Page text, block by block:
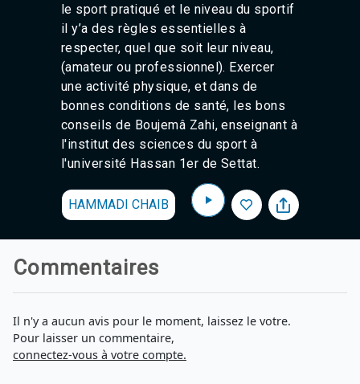
le sport pratiqué et le niveau du sportif
il y’a des règles essentielles à
respecter, quel que soit leur niveau,
(amateur ou professionnel). Exercer
une activité physique, et dans de
bonnes conditions de santé, les bons
conseils de Boujemâ Zahi, enseignant à
l'institut des sciences du sport à
l'université Hassan 1er de Settat.
HAMMADI CHAIB
Commentaires
Il n'y a aucun avis pour le moment, laissez le votre.
Pour laisser un commentaire,
connectez-vous à votre compte.